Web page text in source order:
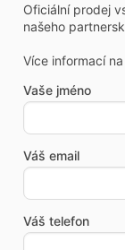
Oficiální prodej
našeho
Více informací na
Vaše jméno
Váš email
Váš telefon